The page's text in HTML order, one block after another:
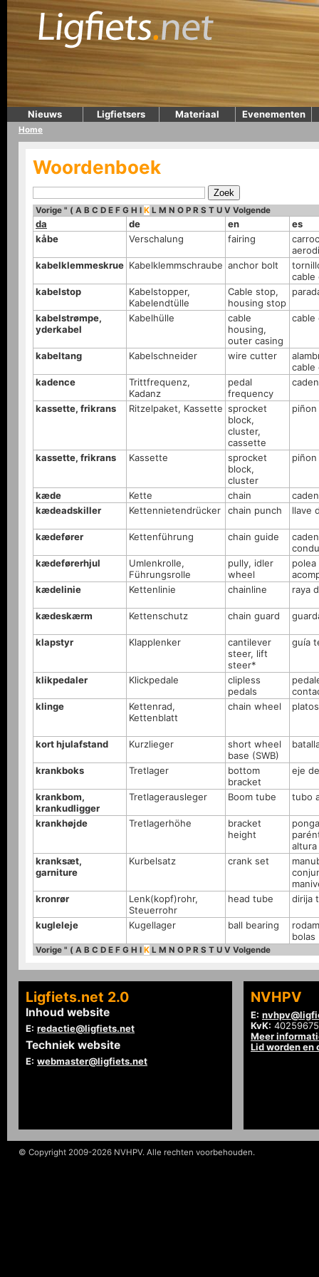
Nieuws Ligfietsers Materiaal Evenementen
Home
Woordenboek
Vorige " ( A B C D E F G H I K L M N O P R S T U V Volgende
da de en
es
kåbe
Verschalung fairing
kabelklemmeskrue Kabelklemmschraube anchor bolt
cable
kabelstop
Kabelstopper,
Kabelendtülle
Cable stop,
housing stop
kabelstrømpe,
yderkabel
Kabelhülle
cable
housing,
outer casing
cable
kabeltang Kabelschneider wire cutter
cable
kadence
Trittfrequenz,
Kadanz
pedal
frequency
kassette, frikrans Ritzelpaket, Kassette sprocket
block,
cluster,
cassette
piñon
kassette, frikrans Kassette
sprocket
block,
cluster
kæde Kette chain
kædeadskiller
Kettennietendrücker chain punch llave
kædefører Kettenführung chain guide
kædeførerhjul
Umlenkrolle,
Führungsrolle
pully, idler
wheel
polea
kædelinie
Kettenlinie chainline raya
kædeskærm Kettenschutz chain guard
klapstyr Klapplenker
cantilever
steer, lift
steer*
guía
klikpedaler Klickpedale
clipless
pedals
klinge
Kettenrad,
Kettenblatt
chain wheel platos
kort hjulafstand Kurzlieger
short wheel
base (SWB)
krankboks Tretlager
bottom
bracket
eje
krankbom,
krankudligger
Tretlagerausleger Boom tube tubo
krankhøjde Tretlagerhöhe
bracket
height
altura
kranksæt,
garniture
Kurbelsatz crank set
kronrør
Lenk(kopf)rohr,
Steuerrohr
head tube dirija
kugleleje Kugellager ball bearing
bolas
Vorige " ( A B C D E F G H I K L M N O P R S T U V Volgende
Ligfiets.net 2.0
Inhoud website
E: redactie@ligfiets.net
Techniek website
E: webmaster@ligfiets.net
NVHPV
E:
KvK: 40259675
Meer
Lid worden en
© Copyright 2009-2026 NVHPV. Alle rechten voorbehouden.